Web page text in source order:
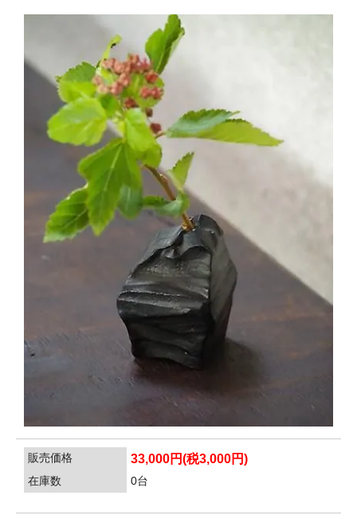
販売価格 33,000円(税3,000円)
在庫数 0台